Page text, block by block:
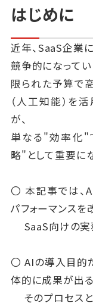
はじめに
近年、SaaS企業
競争的になってい
限られた予算で
（人工知能）を
が、
単なる"効率化"
略"として重要に
〇 本記事では、
パフォーマンスを
SaaS向けの実
〇 AIの導入目的
体的に成果が出る
そのプロセスと